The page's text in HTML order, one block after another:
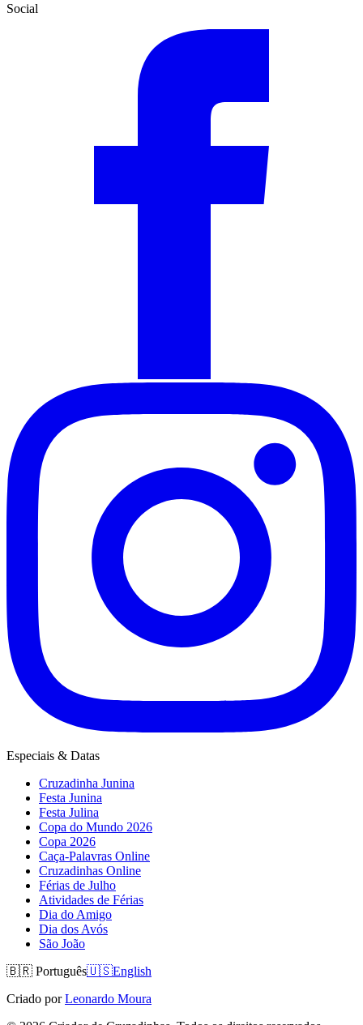
Social
Especiais & Datas
Cruzadinha Junina
Festa Junina
Festa Julina
Copa do Mundo 2026
Copa 2026
Caça-Palavras Online
Cruzadinhas Online
Férias de Julho
Atividades de Férias
Dia do Amigo
Dia dos Avós
São João
🇧🇷 Português🇺🇸English
Criado por Leonardo Moura